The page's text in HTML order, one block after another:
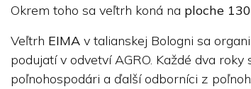
Okrem toho sa veľtrh koná na ploche
Veľtrh EIMA v talianskej Bologni sa
podujatí v odvetví AGRO. Každé dva
poľnohospodári a ďalší odborníci z